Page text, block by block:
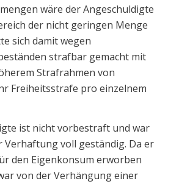
wäre der Angeschuldigte
der nicht geringen Menge
sich damit wegen
strafbar gemacht mit
Strafrahmen von
Freiheitsstrafe pro einzelnem
ist nicht vorbestraft und war
voll geständig. Da er
den Eigenkonsum erworben
von der Verhängung einer